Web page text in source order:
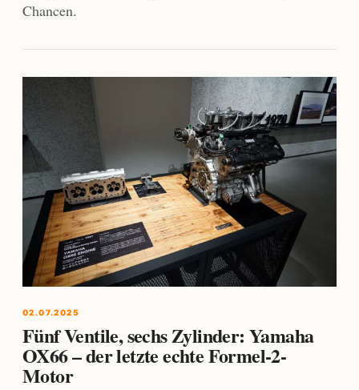
Chancen.
02.07.2025
Fünf Ventile, sechs Zylinder: Yamaha
OX66 – der letzte echte Formel-2-
Motor